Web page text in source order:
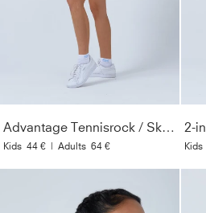
Advantage Tennisrock / Skort mit Ballhalter, weiß
Kids 44 € | Adults 64 € Kids